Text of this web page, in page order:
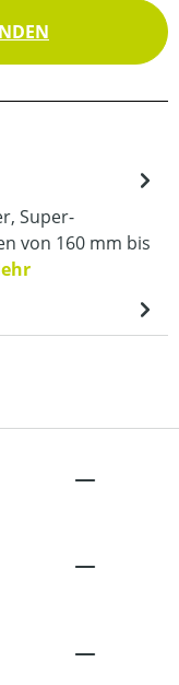
Super-
von 160 mm bis